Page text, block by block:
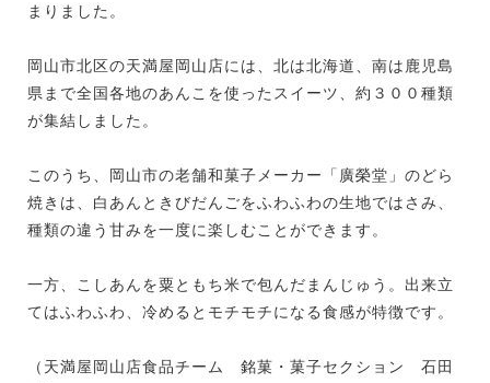
まりました。
岡山市北区の天満屋岡山店には、北は北海道、南は鹿児島
県まで全国各地のあんこを使ったスイーツ、約３００種類
が集結しました。
このうち、岡山市の老舗和菓子メーカー「廣榮堂」のどら
焼きは、白あんときびだんごをふわふわの生地ではさみ、
種類の違う甘みを一度に楽しむことができます。
一方、こしあんを粟ともち米で包んだまんじゅう。出来立
てはふわふわ、冷めるとモチモチになる食感が特徴です。
（天満屋岡山店食品チーム 銘菓・菓子セクション 石田